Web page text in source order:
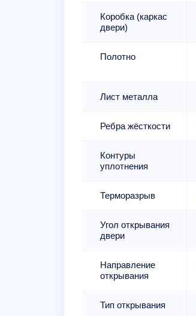
Коробка (каркас
двери)
Полотно
Лист металла
Ребра жёсткости
Контуры
уплотнения
Терморазрыв
Угол открывания
двери
Направление
открывания
Тип открывания